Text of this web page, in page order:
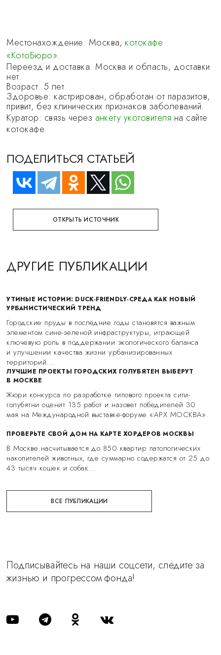
Местонахождение: Москва, котокафе
«КотоБюро».
Переезд и доставка: Москва и область, доставки
нет.
Возраст: 5 лет.
Здоровье: кастрирован, обработан от паразитов,
привит, без клинических признаков заболеваний.
Куратор: связь через анкету укотовителя на сайте
котокафе.
ПОДЕЛИТЬСЯ СТАТЬЕЙ
ОТКРЫТЬ ИСТОЧНИК
ДРУГИЕ ПУБЛИКАЦИИ
УТИНЫЕ ИСТОРИИ: DUCK-FRIENDLY-СРЕДА КАК НОВЫЙ
УРБАНИСТИЧЕСКИЙ ТРЕНД
Городские пруды в последние годы становятся важным
элементом сине-зеленой инфраструктуры, играющей
ключевую роль в поддержании экологического баланса
и улучшении качества жизни урбанизированных
территорий.…
ЛУЧШИЕ ПРОЕКТЫ ГОРОДСКИХ ГОЛУБЯТЕН ВЫБЕРУТ
В МОСКВЕ
Жюри конкурса по разработке типового проекта сити-
голубятни оценит 135 работ и назовет победителей 30
мая на Международной выставке-форуме «АРХ МОСКВА».
…
ПРОВЕРЬТЕ СВОЙ ДОМ НА КАРТЕ ХОРДЕРОВ МОСКВЫ
В Москве насчитывается до 850 квартир патологических
накопителей животных, где суммарно содержатся от 25 до
43 тысяч кошек и собак.…
ВСЕ ПУБЛИКАЦИИ
Подписывайтесь на наши соцсети, следите за
жизнью и прогрессом фонда!